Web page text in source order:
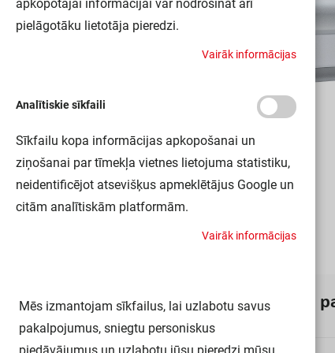
Inform p
apkopotajai informācijai var nodrošināt arī
pielāgotāku lietotāja pieredzi.
Vairāk informācijas
Analītiskie sīkfaili
Sīkfailu kopa informācijas apkopošanai un
ziņošanai par tīmekļa vietnes lietojuma statistiku,
neidentificējot atsevišķus apmeklētājus Google un
citām analītiskām platformām.
Vairāk informācijas
Mēs izmantojam sīkfailus, lai uzlabotu savus
pakalpojumus, sniegtu personiskus